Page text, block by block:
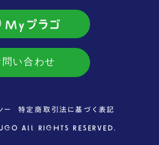
問い合わせ
ー 特定商取引法に基づく表記
GO ALL RIGHTS RESERVED.